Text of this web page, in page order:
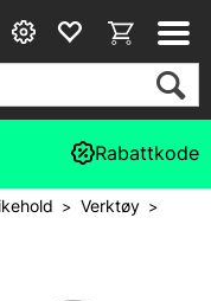
Rabattkode
>Verktøy>